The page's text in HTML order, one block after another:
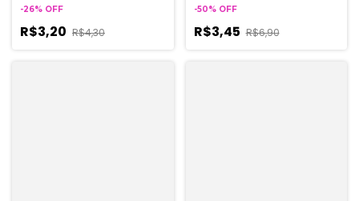
-26% OFF
R$3,20 R$4,30
-50% OFF
R$3,45 R$6,90